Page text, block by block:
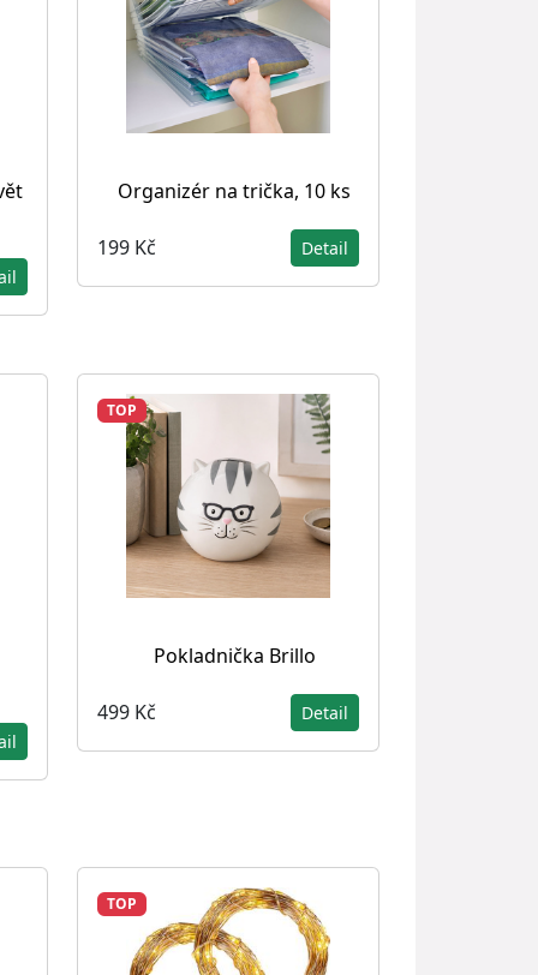
Organizér na trička, 10 ks
199 Kč Detail
TOP
Pokladnička Brillo
499 Kč Detail
TOP